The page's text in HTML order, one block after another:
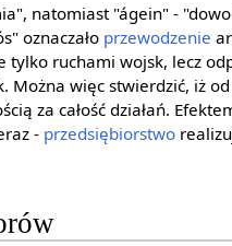
natomiast "ágein" -
oznaczało przewodzenie
tylko ruchami wojsk, lecz
Można więc stwierdzić, iż
za całość działań.
- przedsiębiorstwo